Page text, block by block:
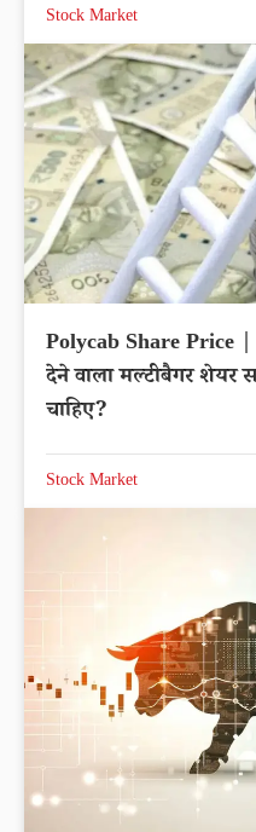
Stock Market
Polycab Share Price |
देने वाला मल्टीबैगर शेयर
चाहिए?
Stock Market